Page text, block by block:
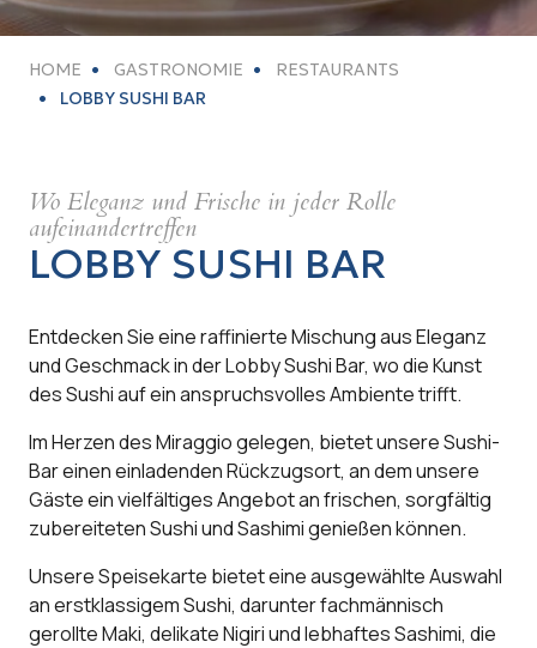
HOME GASTRONOMIE
RESTAURANTS
LOBBY SUSHI BAR
Wo Eleganz und Frische in jeder Rolle
aufeinandertreffen
LOBBY SUSHI BAR
Entdecken Sie eine raffinierte Mischung aus Eleganz
und Geschmack in der Lobby Sushi Bar, wo die Kunst
des Sushi auf ein anspruchsvolles Ambiente trifft.
Im Herzen des Miraggio gelegen, bietet unsere Sushi-
Bar einen einladenden Rückzugsort, an dem unsere
Gäste ein vielfältiges Angebot an frischen, sorgfältig
zubereiteten Sushi und Sashimi genießen können.
Unsere Speisekarte bietet eine ausgewählte Auswahl
an erstklassigem Sushi, darunter fachmännisch
gerollte Maki, delikate Nigiri und lebhaftes Sashimi, die